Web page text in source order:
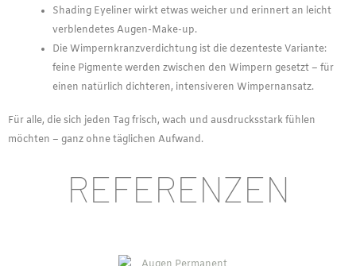
Shading Eyeliner wirkt etwas weicher und erinnert an leicht
verblendetes Augen-Make-up.
Die Wimpernkranzverdichtung ist die dezenteste Variante:
feine Pigmente werden zwischen den Wimpern gesetzt – für
einen natürlich dichteren, intensiveren Wimpernansatz.
Für alle, die sich jeden Tag frisch, wach und ausdrucksstark fühlen
möchten – ganz ohne täglichen Aufwand.
REFERENZEN